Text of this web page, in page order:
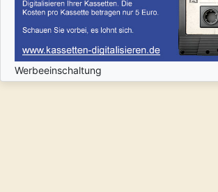
Werbeeinschaltung